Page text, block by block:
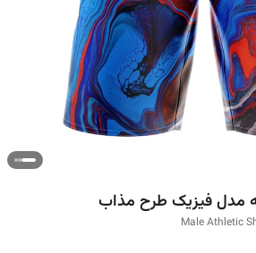
مدل فیزیک طرح مذاب
Male Athletic